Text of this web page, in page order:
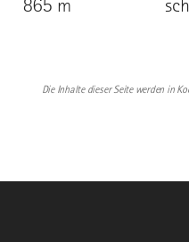
865 m
Die Inhalte dieser Seite werden in